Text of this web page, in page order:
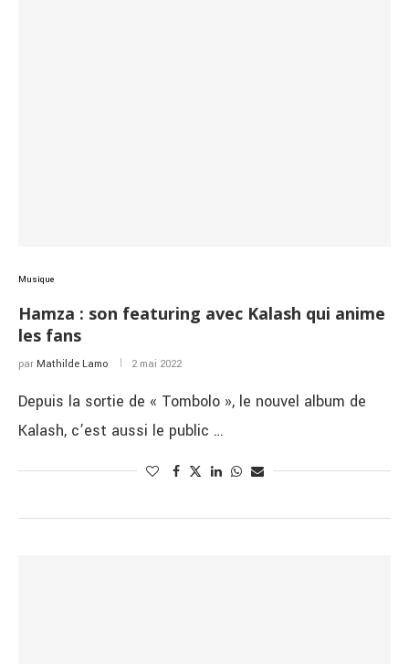
Musique
Hamza : son featuring avec Kalash qui anime
les fans
par Mathilde Lamo 2 mai 2022
Depuis la sortie de « Tombolo », le nouvel album de
Kalash, c’est aussi le public …